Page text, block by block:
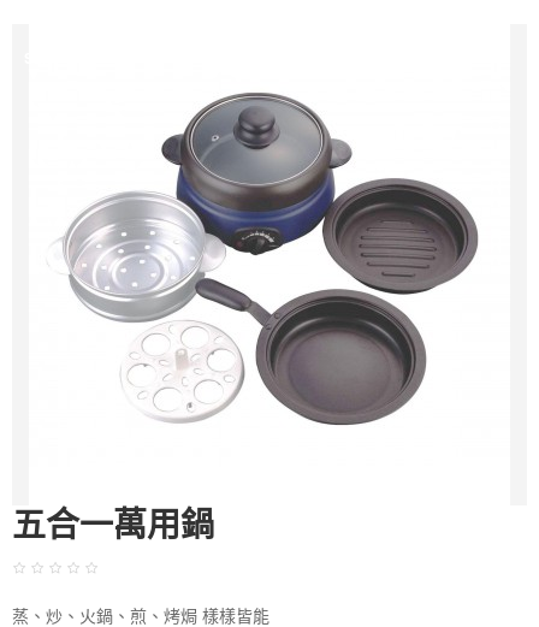
五合一萬用鍋
蒸、炒、火鍋、煎、烤焗 樣樣皆能